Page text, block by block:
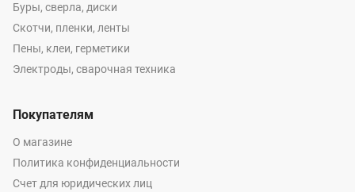
Буры, сверла, диски
Скотчи, пленки, ленты
Пены, клеи, герметики
Электроды, сварочная техника
Покупателям
О магазине
Политика конфиденциальности
Счет для юридических лиц